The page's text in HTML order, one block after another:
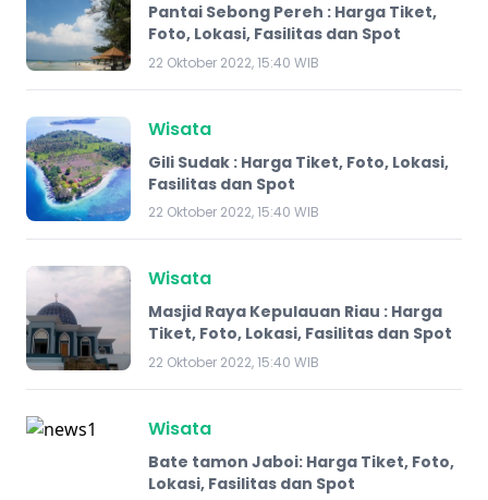
Pantai Sebong Pereh : Harga Tiket,
Foto, Lokasi, Fasilitas dan Spot
22 Oktober 2022, 15:40 WIB
Wisata
Gili Sudak : Harga Tiket, Foto, Lokasi,
Fasilitas dan Spot
22 Oktober 2022, 15:40 WIB
Wisata
Masjid Raya Kepulauan Riau : Harga
Tiket, Foto, Lokasi, Fasilitas dan Spot
22 Oktober 2022, 15:40 WIB
Wisata
Bate tamon Jaboi: Harga Tiket, Foto,
Lokasi, Fasilitas dan Spot